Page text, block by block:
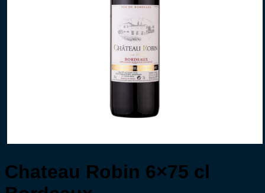
Chateau Robin 6×75 cl